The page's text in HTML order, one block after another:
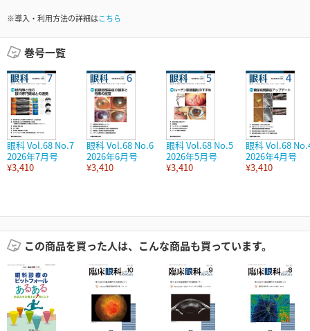
※導入・利用方法の詳細はこちら
巻号一覧
眼科 Vol.68 No.7
2026年7月号
¥3,410
眼科 Vol.68 No.6
2026年6月号
¥3,410
眼科 Vol.68 No.5
2026年5月号
¥3,410
眼科 Vol.68
2026年4月号
¥3,410
この商品を買った人は、こんな商品も買っています。